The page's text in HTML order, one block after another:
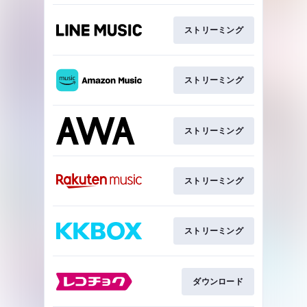
ストリーミング
ストリーミング
ストリーミング
ストリーミング
ストリーミング
ダウンロード